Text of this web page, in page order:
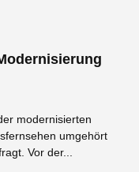
modernisierten
umgehört
Vor der...